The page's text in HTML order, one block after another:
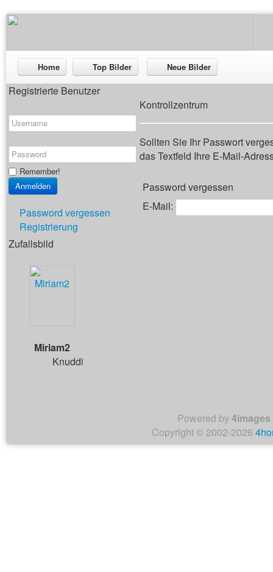
Home Top Bilder Neue Bilder
Registrierte Benutzer
Remember!
Password vergessen
Registrierung
Zufallsbild
Miriam2
Knuddi
Kontrollzentrum
Sollten Sie Ihr Passwort
das Textfeld Ihre E-Mail-
Password vergessen
E-Mail:
Powered by4images
Copyright © 2002-2026